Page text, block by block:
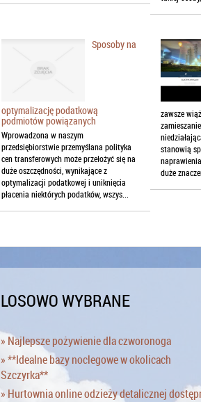
Sposoby na
optymalizację podatkową
podmiotów powiązanych
Wprowadzona w naszym
przedsiębiorstwie przemyślana polityka
cen transferowych może przełożyć się na
duże oszczędności, wynikające z
optymalizacji podatkowej i uniknięcia
płacenia niektórych podatków, wszys...
zawsze
stanowią
duże
LOSOWO WYBRANE
» Najlepsze pożywienie dla czworonoga
» **Idealne bazy noclegowe w okolicach
Szczyrka**
» Hurtownia online odzieży detalicznej